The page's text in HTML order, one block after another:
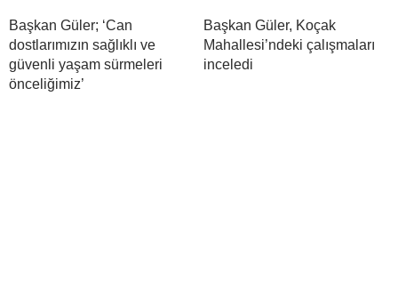
Başkan Güler; ‘Can
dostlarımızın sağlıklı ve
güvenli yaşam sürmeleri
önceliğimiz’
Başkan Güler, Koçak
Mahallesi’ndeki çalışmaları
inceledi